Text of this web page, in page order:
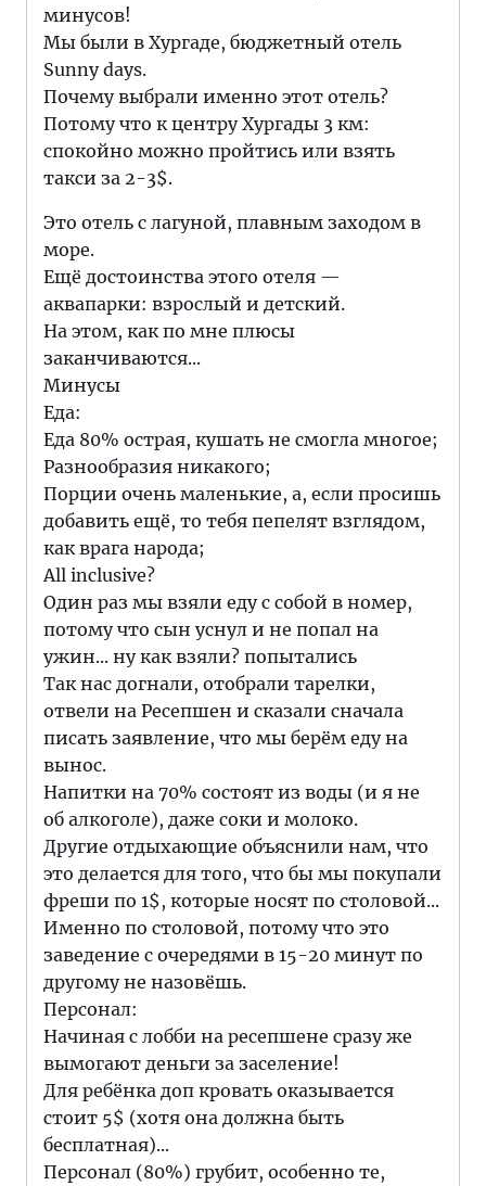
минусов!
Мы были в Хургаде, бюджетный отель
Sunny days.
Почему выбрали именно этот отель?
Потому что к центру Хургады 3 км:
спокойно можно пройтись или взять
такси за 2-3$.
Это отель с лагуной, плавным заходом в
море.
Ещё достоинства этого отеля —
аквапарки: взрослый и детский.
На этом, как по мне плюсы
заканчиваются...
Минусы
Еда:
Еда 80% острая, кушать не смогла многое;
Разнообразия никакого;
Порции очень маленькие, а, если просишь
добавить ещё, то тебя пепелят взглядом,
как врага народа;
All inclusive?
Один раз мы взяли еду с собой в номер,
потому что сын уснул и не попал на
ужин... ну как взяли? попытались
Так нас догнали, отобрали тарелки,
отвели на Ресепшен и сказали сначала
писать заявление, что мы берём еду на
вынос.
Напитки на 70% состоят из воды (и я не
об алкоголе), даже соки и молоко.
Другие отдыхающие объяснили нам, что
это делается для того, что бы мы покупали
фреши по 1$, которые носят по столовой...
Именно по столовой, потому что это
заведение с очередями в 15-20 минут по
другому не назовёшь.
Персонал:
Начиная с лобби на ресепшене сразу же
вымогают деньги за заселение!
Для ребёнка доп кровать оказывается
стоит 5$ (хотя она должна быть
бесплатная)...
Персонал (80%) грубит, особенно те,